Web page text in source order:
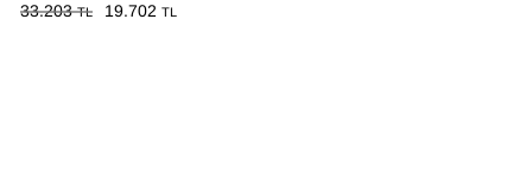
33.203TL 19.702 TL